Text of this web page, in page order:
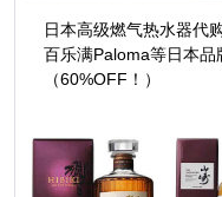
日本高级燃气热水器代
百乐满Paloma等日本
（60%OFF！）